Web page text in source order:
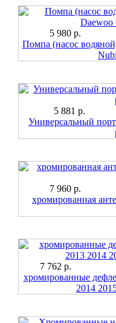
5 980 р.
Помпа (насос
5 881 р.
Универсальный
7 960 р.
хромированная
7 762 р.
хромированные
2014